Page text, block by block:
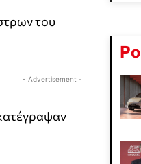
του
- Advertisement -